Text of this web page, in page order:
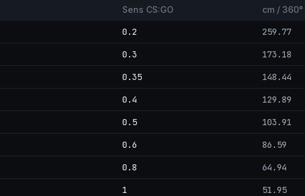
Sens CS:GO cm / 360°
0.2 259.77
0.3 173.18
0.35 148.44
0.4 129.89
0.5 103.91
0.6 86.59
0.8 64.94
1 51.95